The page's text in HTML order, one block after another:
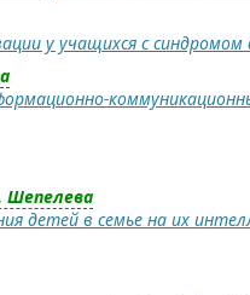
у учащихся с
Шепелева
детей в семье на их